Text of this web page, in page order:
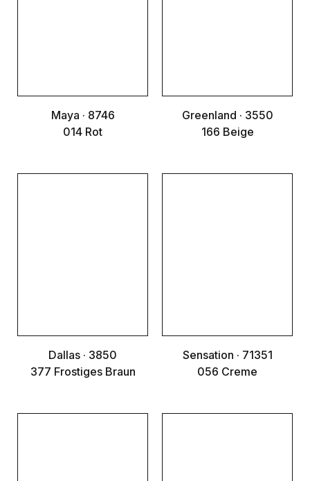
Maya · 8746
014 Rot
Greenland · 3550
166 Beige
Dallas · 3850
377 Frostiges Braun
Sensation · 71351
056 Creme